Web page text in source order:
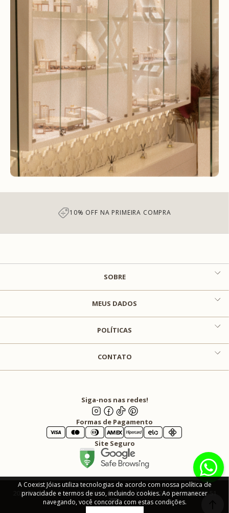
10% OFF NA PRIMEIRA COMPRA
SOBRE
MEUS DADOS
POLÍTICAS
CONTATO
Siga-nos nas redes!
Formas de Pagamento
Site Seguro
2025 Coexist Joias. All rights reserved | CNPJ: 24.156.129/0001-51
A Coexist Jóias utiliza tecnologias de acordo com nossa política de
privacidade e termos de uso, incluindo cookies. Ao permanecer
navegando, você concorda com estas condições.